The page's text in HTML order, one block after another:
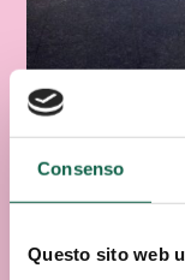
Consenso
Questo sito web